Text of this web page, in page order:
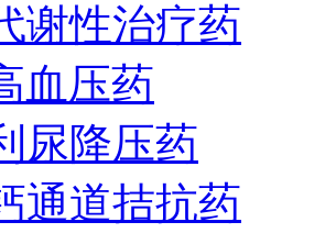
谢性治疗药
血压药
尿降压药
通道拮抗药